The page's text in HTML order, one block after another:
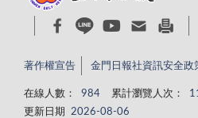
著作權宣告 金門日報社資訊安全政
在線人數： 984 累計瀏覽人次：
更新日期
2026-08-06